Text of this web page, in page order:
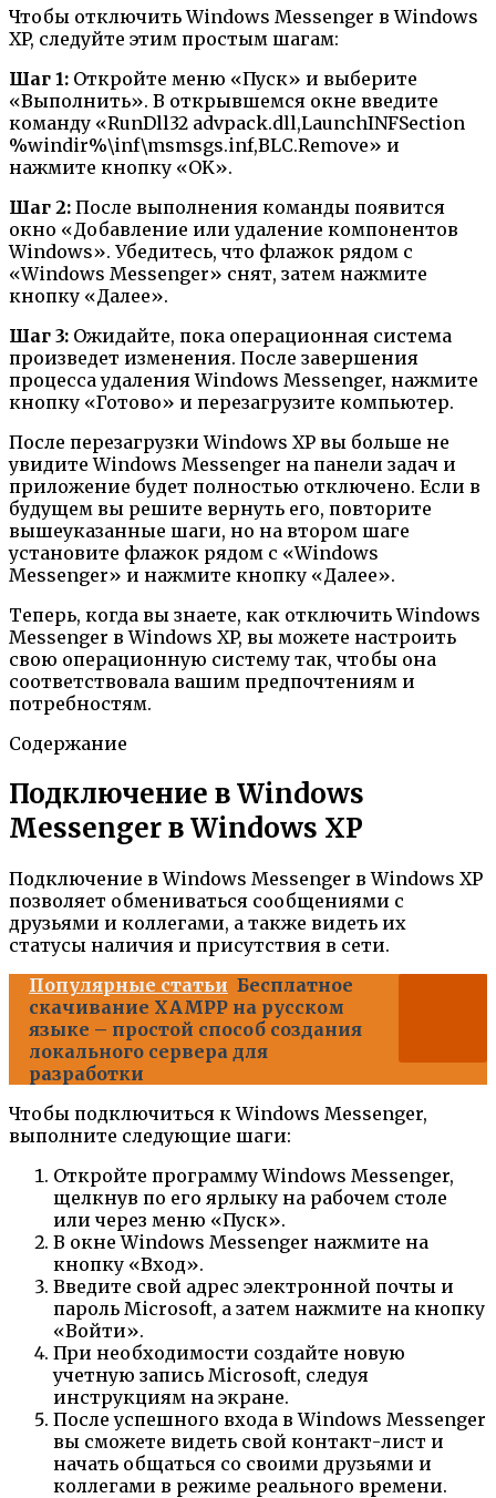
Чтобы отключить Windows Messenger в Windows
XP, следуйте этим простым шагам:
Шаг 1: Откройте меню «Пуск» и выберите
«Выполнить». В открывшемся окне введите
команду «RunDll32 advpack.dll,LaunchINFSection
%windir%\inf\msmsgs.inf,BLC.Remove» и
нажмите кнопку «OK».
Шаг 2: После выполнения команды появится
окно «Добавление или удаление компонентов
Windows». Убедитесь, что флажок рядом с
«Windows Messenger» снят, затем нажмите
кнопку «Далее».
Шаг 3: Ожидайте, пока операционная система
произведет изменения. После завершения
процесса удаления Windows Messenger, нажмите
кнопку «Готово» и перезагрузите компьютер.
После перезагрузки Windows XP вы больше не
увидите Windows Messenger на панели задач и
приложение будет полностью отключено. Если в
будущем вы решите вернуть его, повторите
вышеуказанные шаги, но на втором шаге
установите флажок рядом с «Windows
Messenger» и нажмите кнопку «Далее».
Теперь, когда вы знаете, как отключить Windows
Messenger в Windows XP, вы можете настроить
свою операционную систему так, чтобы она
соответствовала вашим предпочтениям и
потребностям.
Содержание
Подключение в Windows
Messenger в Windows XP
Подключение в Windows Messenger в Windows XP
позволяет обмениваться сообщениями с
друзьями и коллегами, а также видеть их
статусы наличия и присутствия в сети.
Популярные статьи Бесплатное
скачивание XAMPP на русском
языке – простой способ создания
локального сервера для
разработки
Чтобы подключиться к Windows Messenger,
выполните следующие шаги:
Откройте программу Windows Messenger,
щелкнув по его ярлыку на рабочем столе
или через меню «Пуск».
В окне Windows Messenger нажмите на
кнопку «Вход».
Введите свой адрес электронной почты и
пароль Microsoft, а затем нажмите на кнопку
«Войти».
При необходимости создайте новую
учетную запись Microsoft, следуя
инструкциям на экране.
После успешного входа в Windows Messenger
вы сможете видеть свой контакт-лист и
начать общаться со своими друзьями и
коллегами в режиме реального времени.